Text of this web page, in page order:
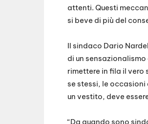
attenti. Questi
si beve di più del
Il sindaco Dario
di un
rimettere in fila il
se stessi, le
un vestito, deve
“Da quando sono